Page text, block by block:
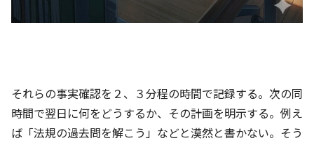
それらの事実確認を２、３分程の時間で記録する。次の同
時間で翌日に何をどうするか、その計画を明示する。例え
ば「法規の過去問を解こう」などと漠然と書かない。そう